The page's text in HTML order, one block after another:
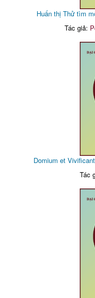
Huấn thị Thử tìm
Tác giả:
Domium et
Tác